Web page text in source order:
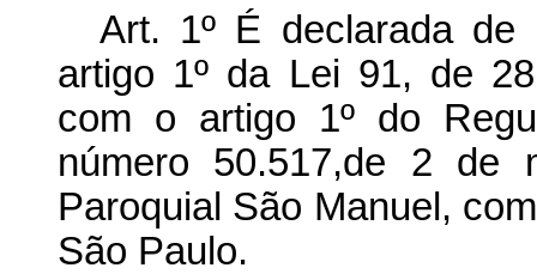
Art. 1º É declarada de
artigo 1º da Lei 91, de
com o artigo 1º do
número 50.517,de 2 de
Paroquial São Manuel,
São Paulo.